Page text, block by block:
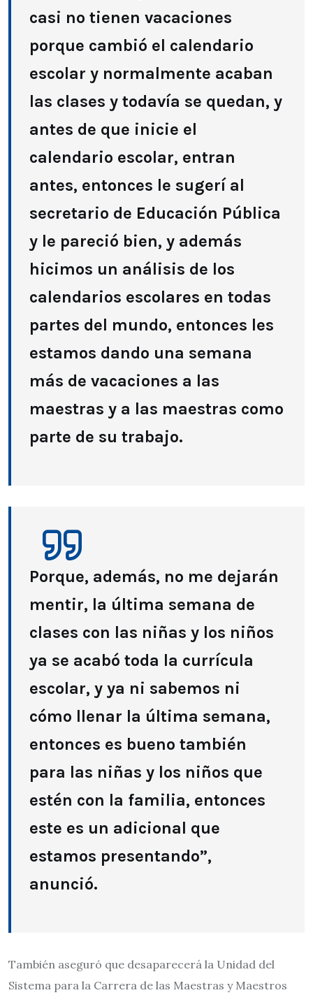
casi no tienen vacaciones
porque cambió el calendario
escolar y normalmente acaban
las clases y todavía se quedan, y
antes de que inicie el
calendario escolar, entran
antes, entonces le sugerí al
secretario de Educación Pública
y le pareció bien, y además
hicimos un análisis de los
calendarios escolares en todas
partes del mundo, entonces les
estamos dando una semana
más de vacaciones a las
maestras y a las maestras como
parte de su trabajo.
Porque, además, no me dejarán
mentir, la última semana de
clases con las niñas y los niños
ya se acabó toda la currícula
escolar, y ya ni sabemos ni
cómo llenar la última semana,
entonces es bueno también
para las niñas y los niños que
estén con la familia, entonces
este es un adicional que
estamos presentando”,
anunció.
También aseguró que desaparecerá la Unidad del
Sistema para la Carrera de las Maestras y Maestros